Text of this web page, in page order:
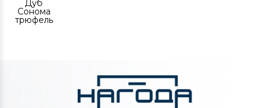
Дуб
Сонома
трюфель